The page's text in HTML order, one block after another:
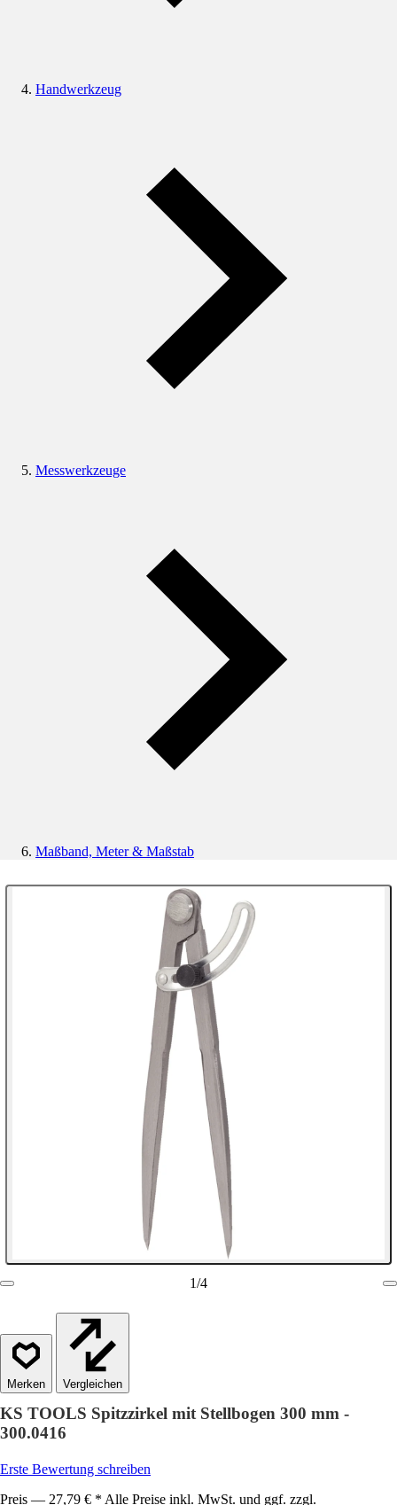
Handwerkzeug
Messwerkzeuge
Maßband, Meter & Maßstab
1/4
Vergleichen
KS TOOLS Spitzzirkel mit Stellbogen 300 mm -
300.0416
Erste Bewertung schreiben
Preis — 27,79 € * Alle Preise inkl. MwSt. und ggf. zzgl.